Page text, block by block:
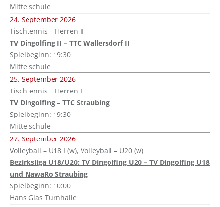
Mittelschule
24. September 2026
Tischtennis – Herren II
TV Dingolfing II – TTC Wallersdorf II
Spielbeginn: 19:30
Mittelschule
25. September 2026
Tischtennis – Herren I
TV Dingolfing – TTC Straubing
Spielbeginn: 19:30
Mittelschule
27. September 2026
Volleyball – U18 I (w), Volleyball – U20 (w)
Bezirksliga U18/U20: TV Dingolfing U20 – TV Dingolfing U18
und NawaRo Straubing
Spielbeginn: 10:00
Hans Glas Turnhalle